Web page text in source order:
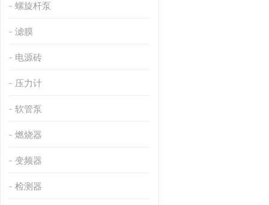
螺旋杆泵
滤膜
电源砖
压力计
软管泵
燃烧器
变频器
检测器